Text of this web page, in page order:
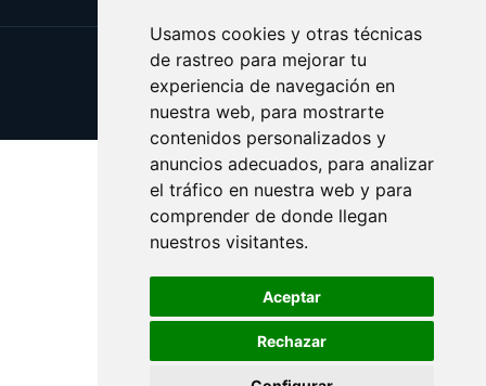
Usamos cookies y otras técnicas
de rastreo para mejorar tu
experiencia de navegación en
nuestra web, para mostrarte
contenidos personalizados y
anuncios adecuados, para analizar
el tráfico en nuestra web y para
comprender de donde llegan
nuestros visitantes.
Aceptar
Rechazar
Update cookies preferences
Copyright © 2025 validar.es